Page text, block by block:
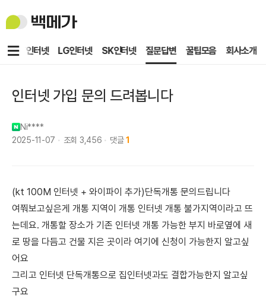
백
메
KT인터넷 LG인터넷 SK인터넷 질문답변 꿀팁모음 회사소개
메
인터넷 가입 문의 드려봅니다
Ni****
2025-11-07
조회 3,456 댓글 1
(kt 100M 인터넷 + 와이파이 추가)단독개통 문의드립니다
여쭤보고싶은게 개통 지역이 개통 인터넷 개통 불가지역이라고 뜨
는데요. 개통할 장소가 기존 인터넷 개통 가능한 부지 바로옆에 새
로 땅을 다듬고 건물 지은 곳이라 여기에 신청이 가능한지 알고싶
어요
그리고 인터넷 단독개통으로 집인터넷과도 결합가능한지 알고싶
구요